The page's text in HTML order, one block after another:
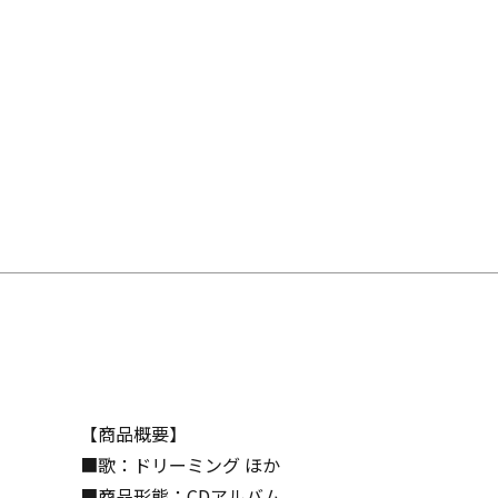
【商品概要】
■歌：ドリーミング ほか